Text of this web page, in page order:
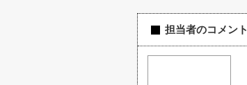
担当者のコメント